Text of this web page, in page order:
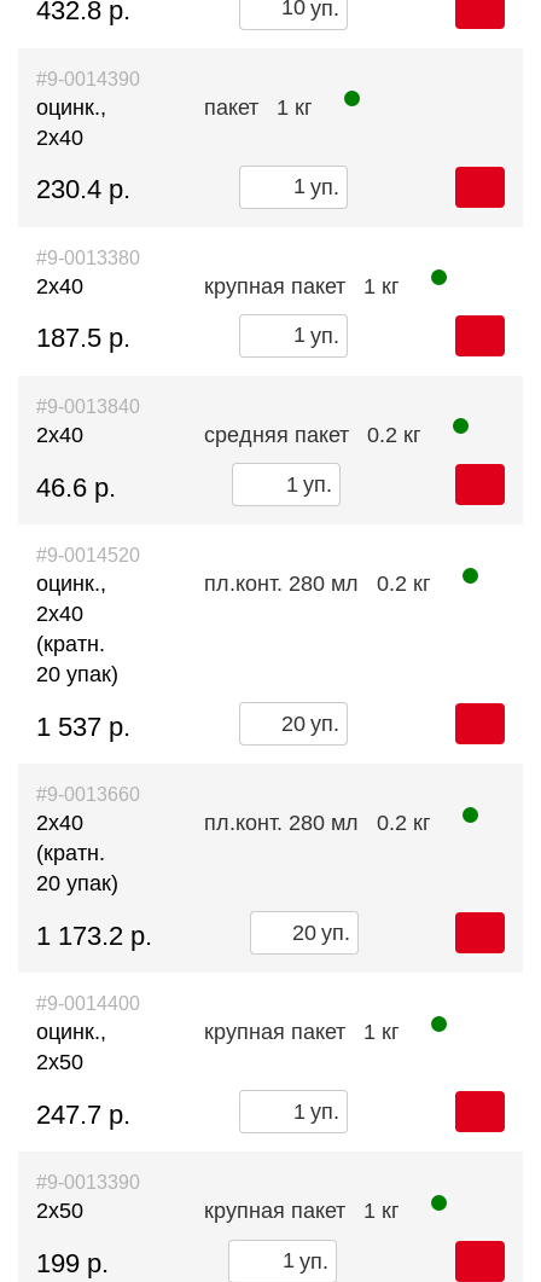
432.8 р. уп.
#9-0014390
оцинк.,
2x40
пакет 1 кг
230.4 р. уп.
#9-0013380
2х40 крупная пакет 1 кг
187.5 р. уп.
#9-0013840
2х40 средняя пакет 0.2 кг
46.6 р. уп.
#9-0014520
оцинк.,
2х40
(кратн.
20 упак)
пл.конт. 280 мл 0.2 кг
1 537 р. уп.
#9-0013660
2х40
(кратн.
20 упак)
пл.конт. 280 мл 0.2 кг
1 173.2 р. уп.
#9-0014400
оцинк.,
2х50
крупная пакет 1 кг
247.7 р. уп.
#9-0013390
2х50 крупная пакет 1 кг
199 р. уп.